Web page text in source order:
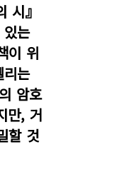
시』
는
이 위
는
암호
만, 거
할 것